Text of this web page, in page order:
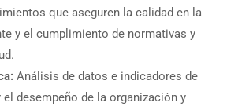
que aseguren la calidad en la
y el cumplimiento de normativas y
Análisis de datos e indicadores de
el desempeño de la organización y